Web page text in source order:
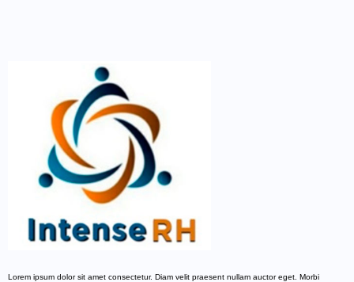
Lorem ipsum dolor sit amet consectetur. Diam velit praesent nullam auctor eget. Morbi